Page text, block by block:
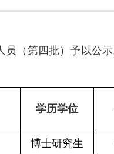
（第四批）予以公示
学历学位
博士研究生